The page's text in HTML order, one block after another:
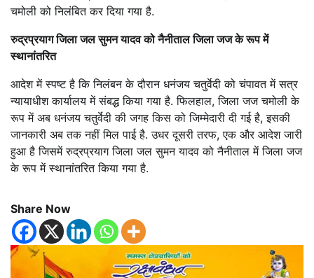
चमोली को निलंबित कर दिया गया है.
रुद्रप्रयाग जिला जल सुमन यादव को नैनीताल जिला जज के रूप में
स्थानांतरित
आदेश में स्पष्ट है कि निलंबन के दौरान धनंजय चतुर्वेदी को चंपावत में सत्र
न्यायाधीश कार्यालय में संबद्ध किया गया है. फिलहाल, जिला जज चमोली के
रूप में अब धनंजय चतुर्वेदी की जगह किस को जिम्मेदारी दी गई है, इसकी
जानकारी अब तक नहीं मिल पाई है. उधर दूसरी तरफ, एक और आदेश जारी
हुआ है जिसमें रुद्रप्रयाग जिला जल सुमन यादव को नैनीताल में जिला जज
के रूप में स्थानांतरित किया गया है.
Share Now